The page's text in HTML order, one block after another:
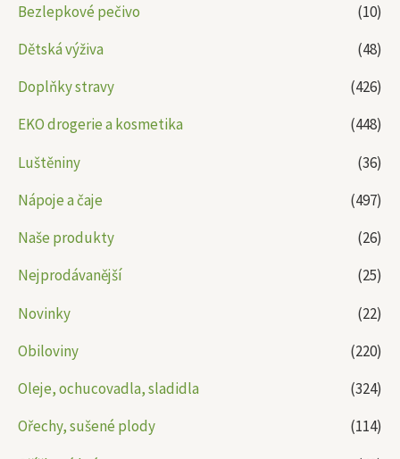
Bezlepkové pečivo
(10)
Dětská výživa
(48)
Doplňky stravy
(426)
EKO drogerie a kosmetika
(448)
Luštěniny
(36)
Nápoje a čaje
(497)
Naše produkty
(26)
Nejprodávanější
(25)
Novinky
(22)
Obiloviny
(220)
Oleje, ochucovadla, sladidla
(324)
Ořechy, sušené plody
(114)